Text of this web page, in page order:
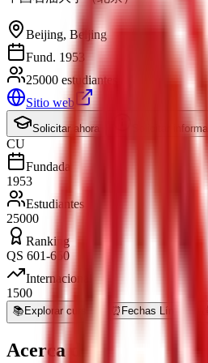
Beijing, Beijing
Fund. 1953
25000 estudiantes
Sitio web
Solicitar ahora Solicitar
CU
Fundada
1953
Estudiantes
25000
Ranking
QS 601-650
Internacional
1500
📚 Explorar cursos ⏰ Fechas Límite
Acerca de